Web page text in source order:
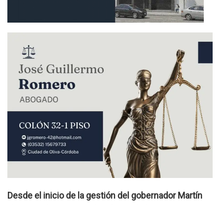
Desde el inicio de la gestión del gobernador Martín